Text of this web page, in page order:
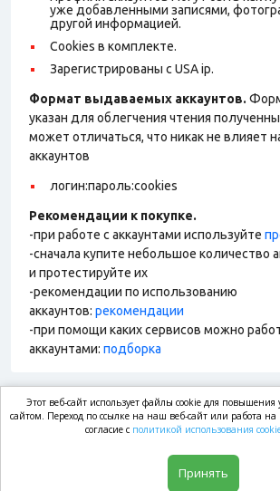
уже добавленными записями,
другой информацией.
Cookies в комплекте.
Зарегистрированы с USA ip.
Формат выдаваемых аккаунтов.
указан для облегчения чтения
может отличаться, что никак не влияет
аккаунтов
логин:пароль:cookies
Рекомендации к покупке.
-при работе с аккаунтами используйте
-сначала купите небольшое количество
и протестируйте их
-рекомендации по использованию
аккаунтов: рекомендации
-при помощи каких сервисов можно
аккаунтами: подборка
market.com
Этот веб-сайт использует файлы cookie для повышения
сайтом. Переход по ссылке на наш веб-сайт или работа на
согласие с политикой использования
Принять